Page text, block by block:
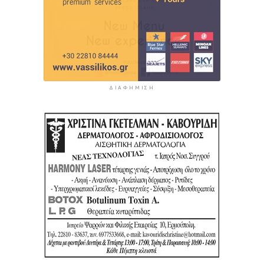
ΔΙΑΦΉΜΙΣΗ